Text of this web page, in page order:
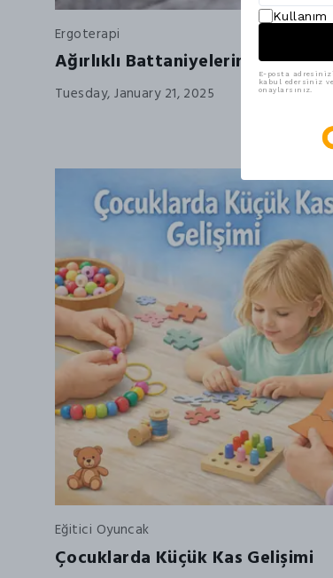
Ergoterapi
Ağırlıklı Battaniyelerin Olumlu
Tuesday, January 21, 2025
Eğitici Oyuncak
Çocuklarda Küçük Kas Gelişimi
Kullanım
E-posta
kabul edersiniz
onaylarsınız.